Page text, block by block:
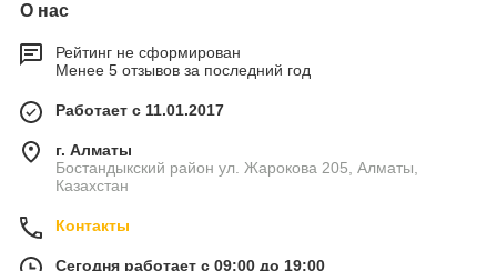
О нас
Рейтинг не сформирован
Менее 5 отзывов за последний год
Работает с 11.01.2017
г. Алматы
Бостандыкский район ул. Жарокова 205, Алматы,
Казахстан
Контакты
Сегодня работает с 09:00 до 19:00